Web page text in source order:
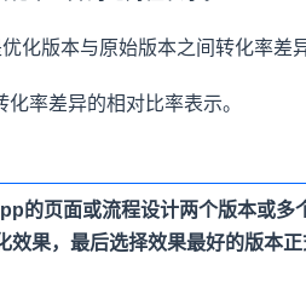
优化版本与原始版本之间转化率差
化率差异的相对比率表示。
的页面或流程设计两个版本或多
效果，最后选择效果最好的版本正